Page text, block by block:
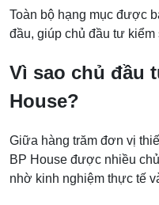
Toàn bộ hạng mục được
đầu, giúp chủ đầu tư
Vì sao chủ đầu
House?
Giữa hàng trăm đơn vị
BP House được nhiều
nhờ kinh nghiệm thực tế